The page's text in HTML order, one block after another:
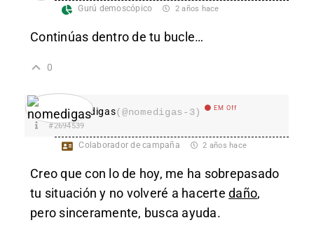
Gurú demoscópico 2 años hace
Continúas dentro de tu bucle…
0
nomedigas(@nomedigas-3) EM Off
#2694539
Colaborador de campaña 2 años hace
Creo que con lo de hoy, me ha sobrepasado
tu situación y no volveré a hacerte daño,
pero sinceramente, busca ayuda.